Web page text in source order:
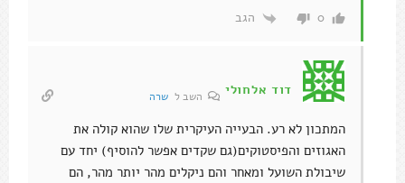
0 הגב
דוד אלחולי השב ל שרה
המתכון לא רע. הבעייה העיקרית שלו שהוא קולה את
האגוזים והפיסטוקים(גם שקדים אפשר להוסיף) יחד עם
שיבולת השועל ומאחר והם ניקלים מהר יותר מהר, הם